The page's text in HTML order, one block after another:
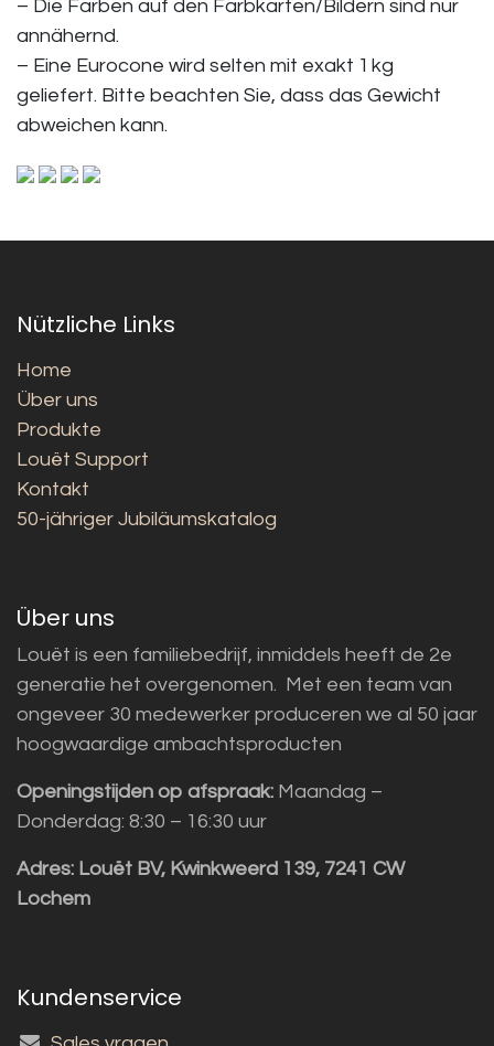
– Die Farben auf den Farbkarten/Bildern sind nur
annähernd.
– Eine Eurocone wird selten mit exakt 1 kg
geliefert. Bitte beachten Sie, dass das Gewicht
abweichen kann.
Nützliche Links
Home
Über uns
Produkte
Louët Support
Kontakt
50-jähriger Jubiläumskatalog
Über uns
Louët is een familiebedrijf, inmiddels heeft de 2e
generatie het overgenomen. Met een team van
ongeveer 30 medewerker produceren we al 50 jaar
hoogwaardige ambachtsproducten
Openingstijden op afspraak: Maandag –
Donderdag: 8:30 – 16:30 uur
Adres: Louët BV, Kwinkweerd 139, 7241 CW
Lochem
Kundenservice